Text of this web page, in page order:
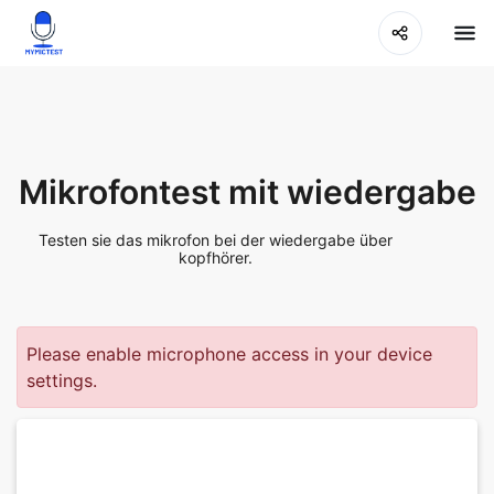
Mikrofontest mit wiedergabe
Testen sie das mikrofon bei der wiedergabe über
kopfhörer.
Please enable microphone access in your device
settings.